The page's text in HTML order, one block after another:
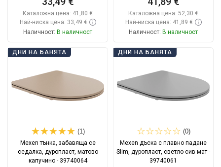
Каталожна цена: 41,80 €
Най-ниска цена: 33,49 €
Наличност: В наличност
Добави в количката
Каталожна цена: 52,30 €
Най-ниска цена: 41,89 €
Наличност: В наличност
Добави в количката
ДНИ НА БАНЯТА
(1)
Mexen тънка, забавяща се
седалка, дуропласт, матово
капучино - 39740064
ДНИ НА БАНЯТА
(0)
Mexen дъска с плавно падане
Slim, дуропласт, светло сив мат -
39740061